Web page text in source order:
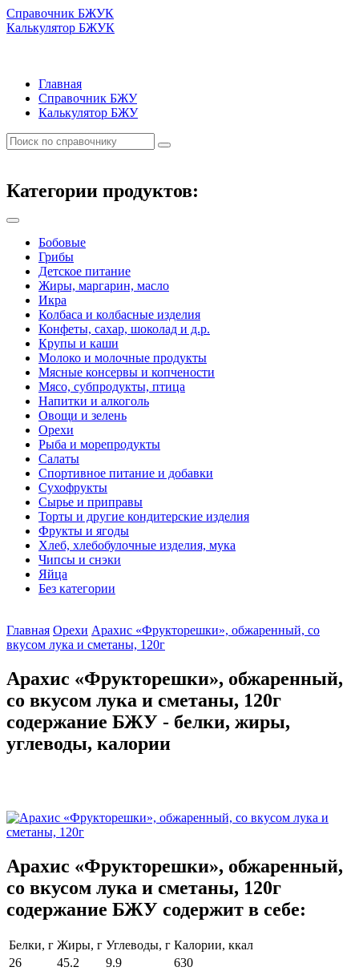
Справочник БЖУК
Калькулятор БЖУК
Главная
Справочник БЖУ
Калькулятор БЖУ
Категории продуктов:
Бобовые
Грибы
Детское питание
Жиры, маргарин, масло
Икра
Колбаса и колбасные изделия
Конфеты, сахар, шоколад и д.р.
Крупы и каши
Молоко и молочные продукты
Мясные консервы и копчености
Мясо, субпродукты, птица
Напитки и алкоголь
Овощи и зелень
Орехи
Рыба и морепродукты
Салаты
Спортивное питание и добавки
Сухофрукты
Сырье и приправы
Торты и другие кондитерские изделия
Фрукты и ягоды
Хлеб, хлебобулочные изделия, мука
Чипсы и снэки
Яйца
Без категории
Главная Орехи Арахис «Фрукторешки», обжаренный, со
вкусом лука и сметаны, 120г
Арахис «Фрукторешки», обжаренный,
со вкусом лука и сметаны, 120г
содержание БЖУ - белки, жиры,
углеводы, калории
Арахис «Фрукторешки», обжаренный,
со вкусом лука и сметаны, 120г
содержание БЖУ содержит в себе:
Белки, г Жиры, г Углеводы, г Калории, ккал
26
45.2 9.9 630